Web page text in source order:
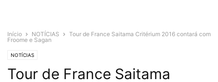
Início NOTÍCIAS
Tour de France Saitama Critérium 2016 contará com
Froome e Sagan
NOTÍCIAS
Tour de France Saitama